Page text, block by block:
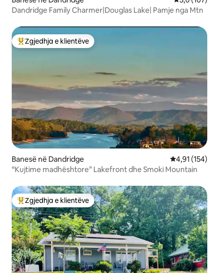
Dandridge Family Charmer|Douglas Lake| Pamje nga Mtn
Më të mirat e zgjedhjeve të klientëve
Zgjedhja e klientëve
Banesë në Dandridge Vlerësimi
4,91 (154)
“Kujtime madhështore” Lakefront dhe Smoki Mountain
Më të mirat e zgjedhjeve të klientëve
Zgjedhja e klientëve